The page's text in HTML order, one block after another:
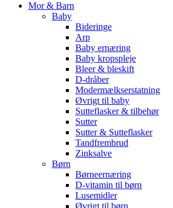
Mor & Barn
Baby
Bideringe
Arp
Baby ernæring
Baby kropspleje
Bleer & bleskift
D-dråber
Modermælkserstatning
Øvrigt til baby
Sutteflasker & tilbehør
Sutter
Sutter & Sutteflasker
Tandfrembrud
Zinksalve
Børn
Børneernæring
D-vitamin til børn
Lusemidler